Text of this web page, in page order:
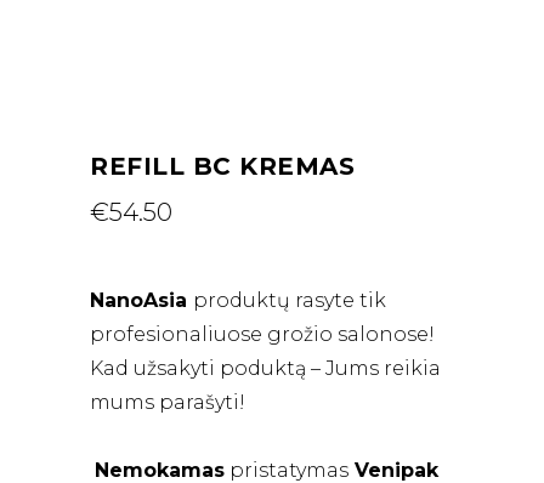
REFILL BC KREMAS
€54.50
NanoAsia produktų rasyte tik
profesionaliuose grožio salonose!
Kad užsakyti poduktą – Jums reikia
mums parašyti!
Nemokamas pristatymas Venipak